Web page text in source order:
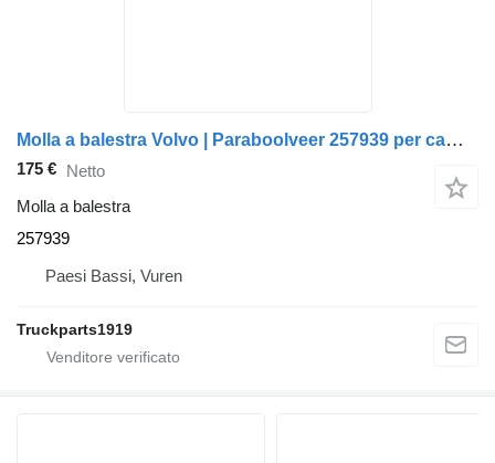
Molla a balestra Volvo | Paraboolveer 257939 per camion
175 € Netto
Molla a balestra
257939
Paesi Bassi, Vuren
Truckparts1919